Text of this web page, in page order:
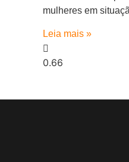
mulheres em
Leia mais »